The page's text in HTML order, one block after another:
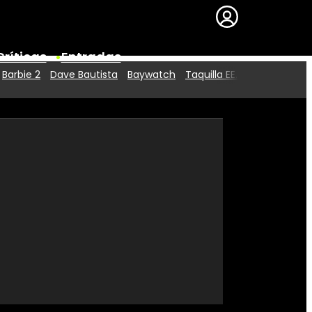
Entradas
Premios
Barbie 2 Dave Bautista Baywatch Taquilla EE.UU.